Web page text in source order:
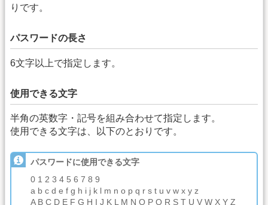
りです。
パスワードの長さ
6文字以上で指定します。
使用できる文字
半角の英数字・記号を組み合わせて指定します。
使用できる文字は、以下のとおりです。
パスワードに使用できる文字
0 1 2 3 4 5 6 7 8 9
a b c d e f g h i j k l m n o p q r s t u v w x y z
A B C D E F G H I J K L M N O P Q R S T U V W X Y Z